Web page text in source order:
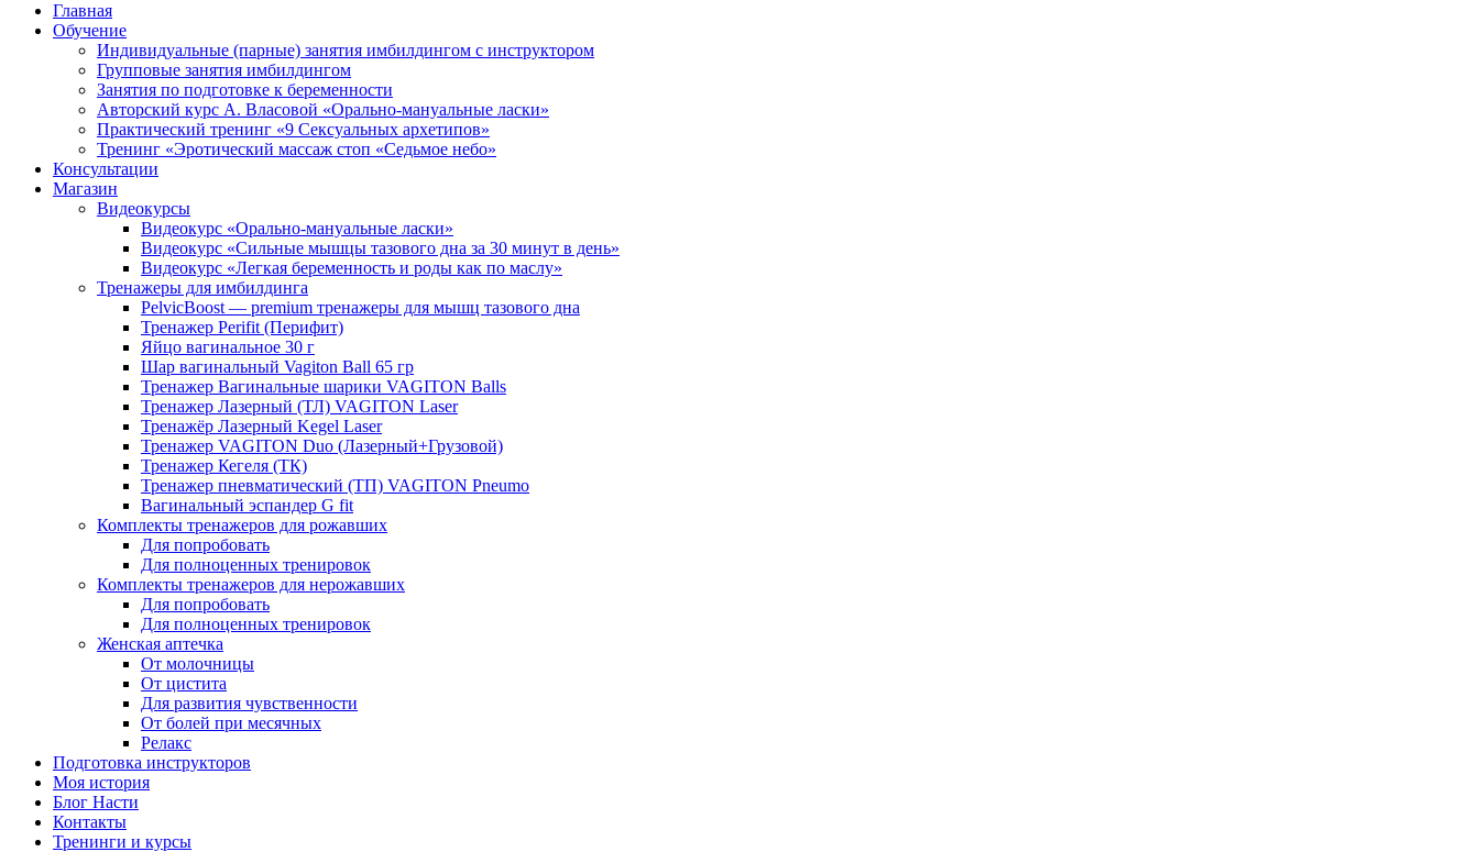
Главная
Обучение
Индивидуальные (парные) занятия имбилдингом с инструктором
Групповые занятия имбилдингом
Занятия по подготовке к беременности
Авторский курс А. Власовой «Орально-мануальные ласки»
Практический тренинг «9 Сексуальных архетипов»
Тренинг «Эротический массаж стоп «Седьмое небо»
Консультации
Магазин
Видеокурсы
Видеокурс «Орально-мануальные ласки»
Видеокурс «Сильные мышцы тазового дна за 30 минут в день»
Видеокурс «Легкая б еременность и роды как по маслу»
Тренажеры для имбилдинга
PelvicBoost — premium тренажеры для мышц тазового дна
Тренажер Perifit (Перифит)
Яйцо вагинальное 30 г
Шар вагинальный Vagiton Ball 65 гр
Тренажер Вагинальные шарики VAGITON Balls
Тренажер Лазерный (ТЛ) VAGITON Laser
Тренажёр Лазерный Kegel Laser
Тренажер VAGITON Duo (Лазерный+Грузовой)
Тренажер Кегеля (ТК)
Тренажер пневматический (ТП) VAGITON Pneumo
Вагинальный эспандер G fit
Комплекты тренажеров для рожавших
Для попробовать
Для полноценных тренировок
Комплекты тренажеров для нерожавших
Для попробовать
Для полноценных тренировок
Женская аптечка
От молочницы
От цистита
Для развития чувственности
От болей при месячных
Релакс
Подготовка инструкторов
Моя история
Блог Насти
Контакты
Тренинги и курсы